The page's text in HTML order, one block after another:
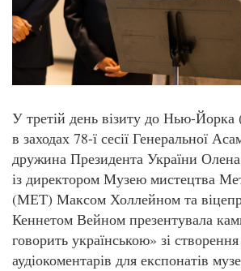
У третій день візиту до Нью-
в заходах 78-ї сесії Генеральної
дружина Президента України
із директором Музею мистецтва
(МЕТ) Максом Холлейном та
Кеннетом Вейном презентувала
говорить українською» зі
аудіокоментарів для експонатів